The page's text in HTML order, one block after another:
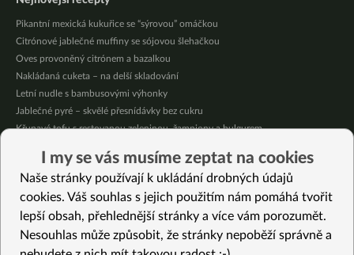
Pikantní mexická kukuřice se “sýrovou” omáčkou
Citrónové jablečné muffiny se sójovou šlehačkou
Oves provoněný citrónem a bazalkou
Nakládaná cuketa – na delší skladování
Letní nudle s bambusovými výhonky
Jablečné pyré – skvělé přesnídávky bez cukru
Křupavé tofu s restovanou zeleninou, žampiony a bulgurem
Mrkvovo-dýňová krémová polévka
Osvěžující kuskus
Vybrané recepty
I my se vás musíme zeptat na cookies
Naše stránky používají k ukládání drobných údajů
cookies. Váš souhlas s jejich použitím nám pomáhá tvořit
lepší obsah, přehlednější stránky a více vám porozumět.
Nesouhlas může způsobit, že stránky nepoběží správně a